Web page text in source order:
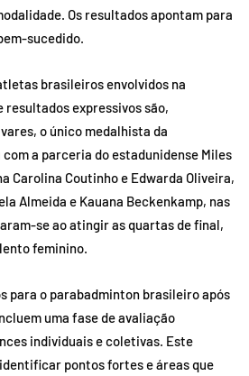
Os resultados apontam para
sucedido.
brasileiros envolvidos na
resultados expressivos são,
o único medalhista da
a parceria do estadunidense Miles
Carolina Coutinho e Edwarda Oliveira,
Almeida e Kauana Beckenkamp, nas
se ao atingir as quartas de final,
feminino.
para o parabadminton brasileiro após
uma fase de avaliação
individuais e coletivas. Este
pontos fortes e áreas que